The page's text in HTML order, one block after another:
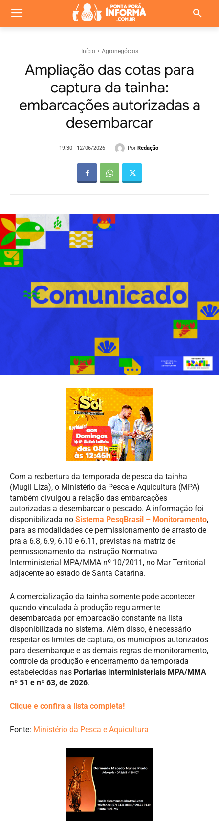
Início Agronegócios
Ampliação das cotas para
captura da tainha:
embarcações autorizadas a
desembarcar
19:30 - 12/06/2026 Por Redação
Com a reabertura da temporada de pesca da tainha
(Mugil Liza), o Ministério da Pesca e Aquicultura (MPA)
também divulgou a relação das embarcações
autorizadas a desembarcar o pescado. A informação foi
disponibilizada no Sistema PesqBrasil – Monitoramento,
para as modalidades de permissionamento de arrasto de
praia 6.8, 6.9, 6.10 e 6.11, previstas na matriz de
permissionamento da Instrução Normativa
Interministerial MPA/MMA nº 10/2011, no Mar Territorial
adjacente ao estado de Santa Catarina.
A comercialização da tainha somente pode acontecer
quando vinculada à produção regularmente
desembarcada por embarcação constante na lista
disponibilizada no sistema. Além disso, é necessário
respeitaros limites de captura, os municípios autorizados
para desembarque e as demais regras de monitoramento,
controle da produção e encerramento da temporada
estabelecidas nas Portarias Interministeriais MPA/MMA
nº 51 e nº 63, de 2026.
Clique e confira a lista completa!
Fonte: Ministério da Pesca e Aquicultura